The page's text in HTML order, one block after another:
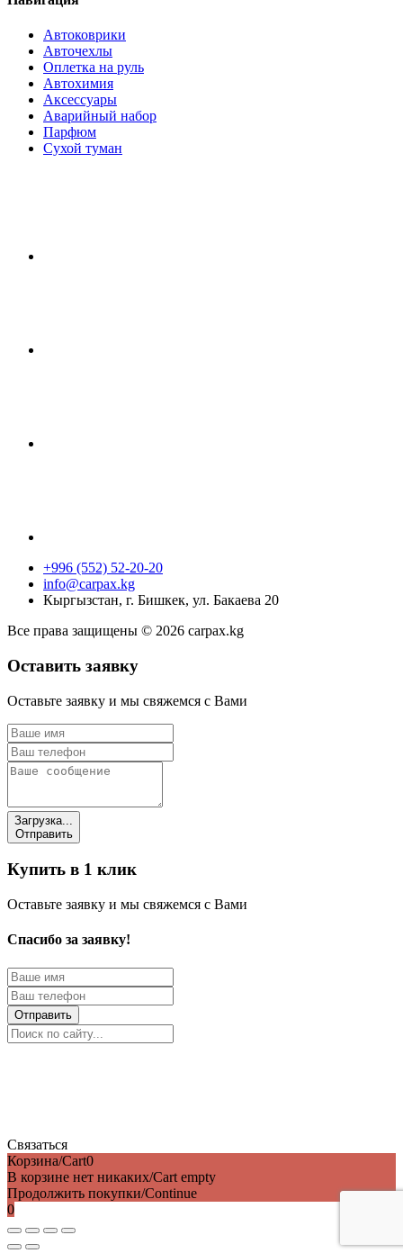
Автоковрики
Авточехлы
Оплетка на руль
Автохимия
Аксессуары
Аварийный набор
Парфюм
Сухой туман
+996 (552) 52-20-20
info@carpax.kg
Кыргызстан, г. Бишкек, ул. Бакаева 20
Все права защищены © 2026 carpax.kg
Оставить заявку
Оставьте заявку и мы свяжемся с Вами
Загрузка...
Отправить
Купить в 1 клик
Оставьте заявку и мы свяжемся с Вами
Спасибо за заявку!
Отправить
Связаться
Корзина/Cart0
В корзине нет никаких/Cart empty
Продолжить покупки/Continue
0